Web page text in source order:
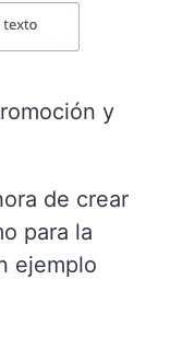
y
de crear
para la
ejemplo